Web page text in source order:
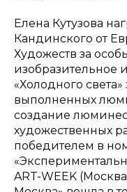
Елена Кутузова
Кандинского от
Художеств за
изобразительное
«Холодного
выполненных
создание
художественных
победителем в
ART-WEEK